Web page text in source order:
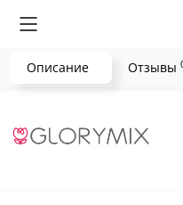
Описание Отзывы